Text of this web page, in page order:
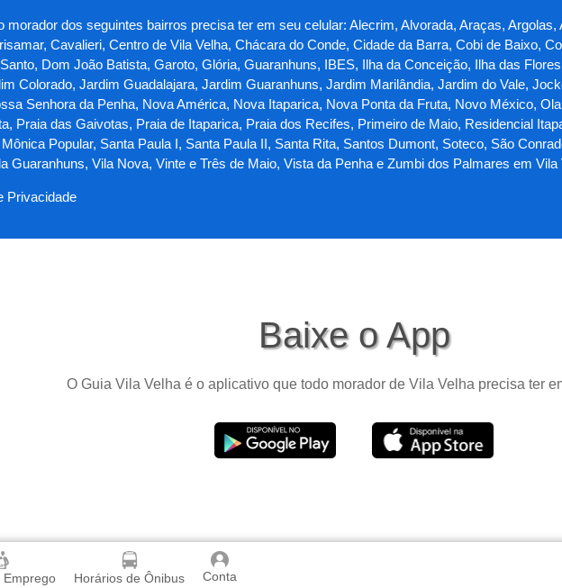
Emprego Horários de Ônibus Conta
morador dos seguintes bairros precisa ter em seu celular: Alecrim, Alvorada, Araças,
Cavalieri, Centro de Vila Velha, Chácara do Conde, Cidade da Barra, Cobi de Baixo,
Dom João Batista, Garoto, Glória, Guaranhuns, IBES, Ilha da Conceição, Ilha das
Colorado, Jardim Guadalajara, Jardim Guaranhuns, Jardim Marilândia, Jardim do Vale,
Senhora da Penha, Nova América, Nova Itaparica, Nova Ponta da Fruta, Novo México,
Praia das Gaivotas, Praia de Itaparica, Praia dos Recifes, Primeiro de Maio, Residencial
Popular, Santa Paula I, Santa Paula II, Santa Rita, Santos Dumont, Soteco, São
Guaranhuns, Vila Nova, Vinte e Três de Maio, Vista da Penha e Zumbi dos Palmares em Vila
Privacidade
Baixe o App
O Guia Vila Velha é o aplicativo que todo morador de Vila Velha precisa ter